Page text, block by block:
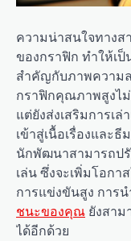
ความน่าสนใจทาง
ของกราฟิก ทำให้เ
สำคัญกับภาพความ
กราฟิกคุณภาพสูงไม่
แต่ยังส่งเสริมการเ
เข้าสู่เนื้อเรื่องและ
นักพัฒนาสามารถป
เล่น ซึ่งจะเพิ่มโอก
การแข่งขันสูง การ
ชนะของคุณ ยังสาม
ได้อีกด้วย